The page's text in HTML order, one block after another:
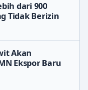
dari 900
Tidak Berizin
Akan
Ekspor Baru